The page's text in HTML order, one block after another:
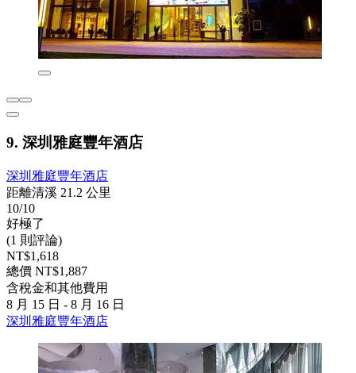
9. 深圳雅庭豐年酒店
深圳雅庭豐年酒店
距離清溪 21.2 公里
10/10
好極了
(1 則評論)
NT$1,618
總價 NT$1,887
含稅金和其他費用
8 月 15 日 - 8 月 16 日
深圳雅庭豐年酒店